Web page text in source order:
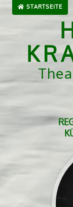
STARTSEITE